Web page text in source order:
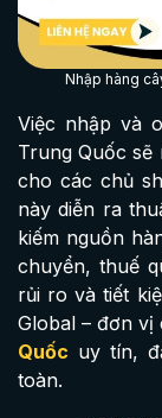
Nhập hàng
Việc nhập và
Trung Quốc sẽ
cho các chủ
này diễn ra
kiếm nguồn
chuyển, thuế
rủi ro và tiết
Global – đơn vị
Quốc uy tín,
toàn.